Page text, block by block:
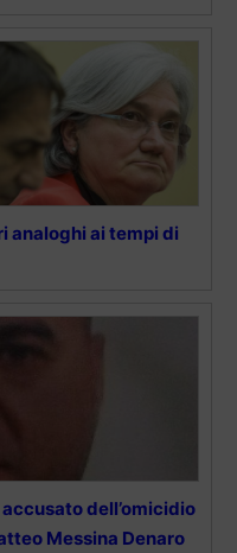
analoghi ai tempi di
dell’omicidio
Messina Denaro